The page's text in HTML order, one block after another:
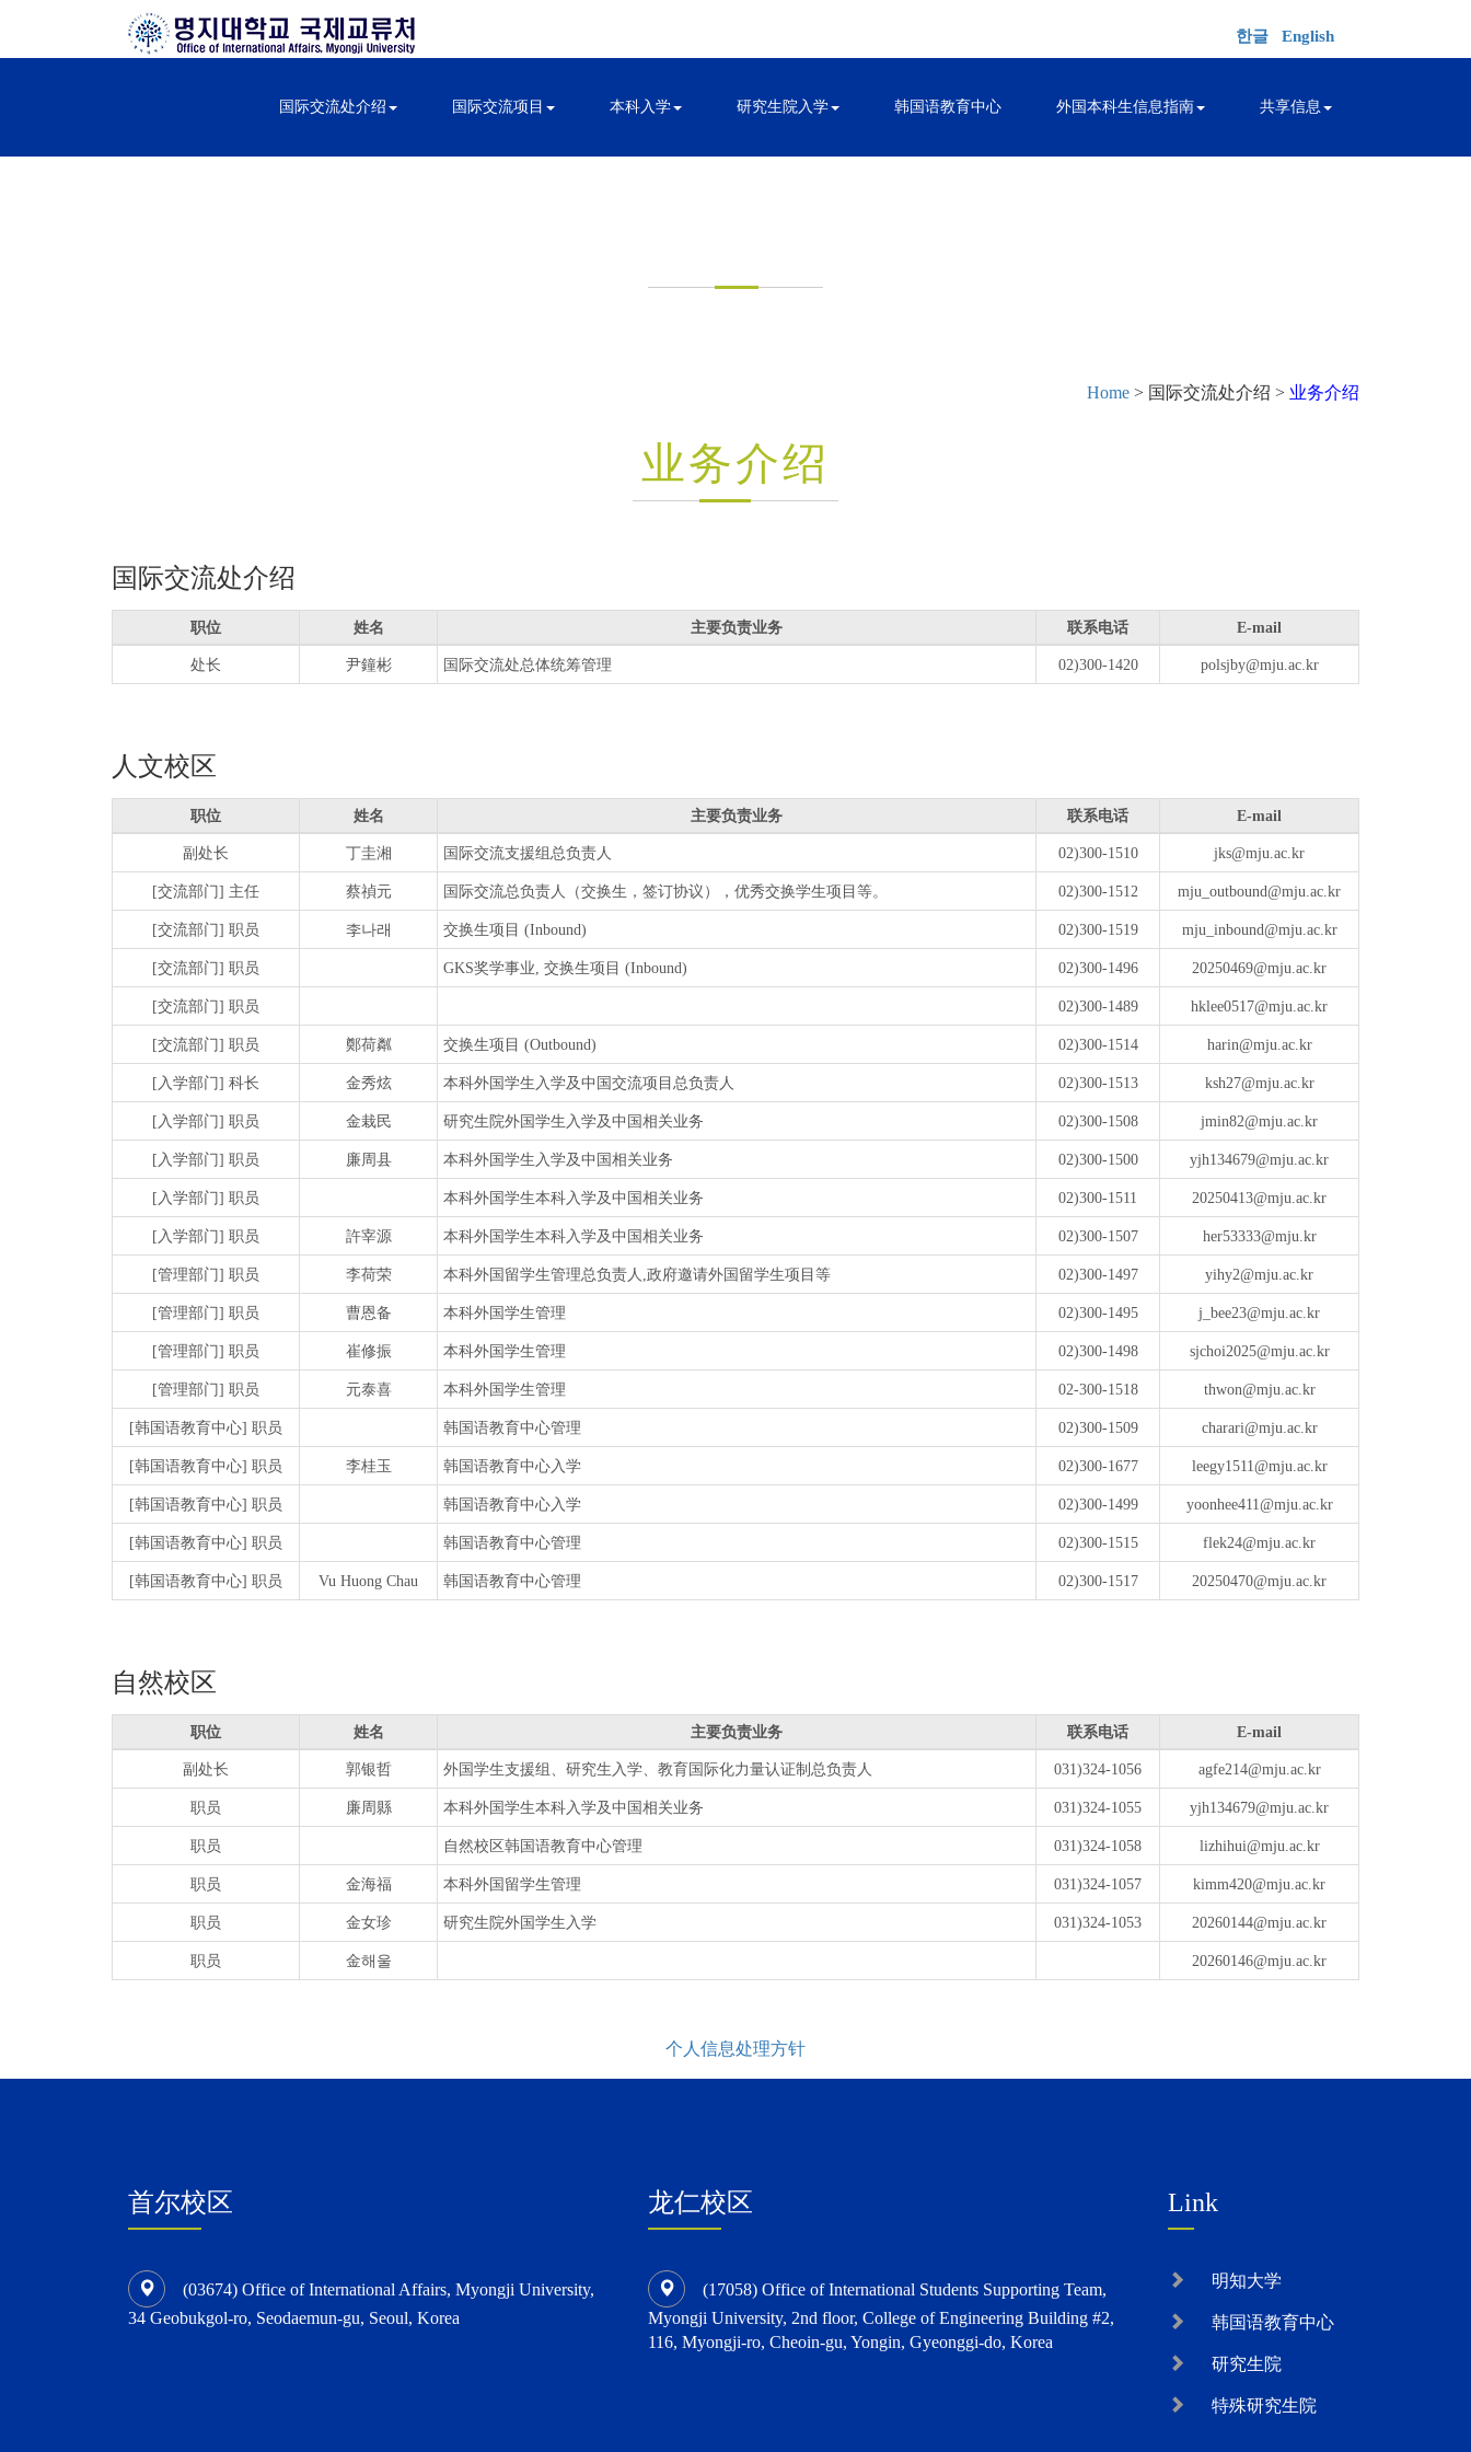
한글 English
国际交流处介绍 国际交流项目 本科入学 研究生院入学 韩国语教育中心 外国本科生信息指南 共享信息
Home > 国际交流处介绍 > 业务介绍
业务介绍
国际交流处介绍
职位 姓名 主要负责业务 联系电话 E-mail
处长 尹鐘彬 国际交流处总体统筹管理 02)300-1420 polsjby@mju.ac.kr
人文校区
职位 姓名 主要负责业务 联系电话 E-mail
副处长 丁圭湘 国际交流支援组总负责人 02)300-1510 jks@mju.ac.kr
[交流部门] 主任 蔡禎元 国际交流总负责人（交换生，签订协议），优秀交换学生项目等。 02)300-1512 mju_outbound@mju.ac.kr
[交流部门] 职员 李나래 交换生项目 (Inbound) 02)300-1519 mju_inbound@mju.ac.kr
[交流部门] 职员 GKS奖学事业, 交换生项目 (Inbound) 02)300-1496 20250469@mju.ac.kr
[交流部门] 职员 02)300-1489 hklee0517@mju.ac.kr
[交流部门] 职员 鄭荷粼 交换生项目 (Outbound) 02)300-1514 harin@mju.ac.kr
[入学部门] 科长 金秀炫 本科外国学生入学及中国交流项目总负责人 02)300-1513 ksh27@mju.ac.kr
[入学部门] 职员 金栽民 研究生院外国学生入学及中国相关业务 02)300-1508 jmin82@mju.ac.kr
[入学部门] 职员 廉周县 本科外国学生入学及中国相关业务 02)300-1500 yjh134679@mju.ac.kr
[入学部门] 职员 本科外国学生本科入学及中国相关业务 02)300-1511 20250413@mju.ac.kr
[入学部门] 职员 許宰源 本科外国学生本科入学及中国相关业务 02)300-1507 her53333@mju.kr
[管理部门] 职员 李荷荣 本科外国留学生管理总负责人,政府邀请外国留学生项目等 02)300-1497 yihy2@mju.ac.kr
[管理部门] 职员 曹恩备 本科外国学生管理 02)300-1495 j_bee23@mju.ac.kr
[管理部门] 职员 崔修振 本科外国学生管理 02)300-1498 sjchoi2025@mju.ac.kr
[管理部门] 职员 元泰喜 本科外国学生管理 02-300-1518 thwon@mju.ac.kr
[韩国语教育中心] 职员 韩国语教育中心管理 02)300-1509 charari@mju.ac.kr
[韩国语教育中心] 职员 李桂玉 韩国语教育中心入学 02)300-1677 leegy1511@mju.ac.kr
[韩国语教育中心] 职员 韩国语教育中心入学 02)300-1499 yoonhee411@mju.ac.kr
[韩国语教育中心] 职员 韩国语教育中心管理 02)300-1515 flek24@mju.ac.kr
[韩国语教育中心] 职员 Vu Huong Chau 韩国语教育中心管理 02)300-1517 20250470@mju.ac.kr
自然校区
职位 姓名 主要负责业务 联系电话 E-mail
副处长 郭银哲 外国学生支援组、研究生入学、教育国际化力量认证制总负责人 031)324-1056 agfe214@mju.ac.kr
职员 廉周縣 本科外国学生本科入学及中国相关业务 031)324-1055 yjh134679@mju.ac.kr
职员 自然校区韩国语教育中心管理 031)324-1058 lizhihui@mju.ac.kr
职员 金海福 本科外国留学生管理 031)324-1057 kimm420@mju.ac.kr
职员 金女珍 研究生院外国学生入学 031)324-1053 20260144@mju.ac.kr
职员 金해울 20260146@mju.ac.kr
个人信息处理方针
首尔校区
(03674) Office of International Affairs, Myongji University,
34 Geobukgol-ro, Seodaemun-gu, Seoul, Korea
龙仁校区
(17058) Office of International Students Supporting Team,
Myongji University, 2nd floor, College of Engineering Building #2,
116, Myongji-ro, Cheoin-gu, Yongin, Gyeonggi-do, Korea
Link
明知大学
韩国语教育中心
研究生院
特殊研究生院